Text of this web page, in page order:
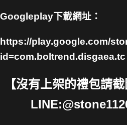
Googleplay下載網址：
https://play.google.com/
id=com.boltrend.disgaea.tc
【沒有上架的禮包請